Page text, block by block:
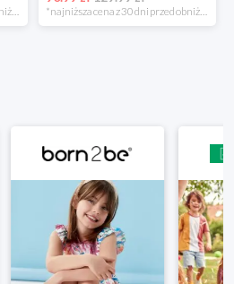
*najniższa cena z 30 dni przed obniżką *najniższa cena z 30 dni przed obniżką